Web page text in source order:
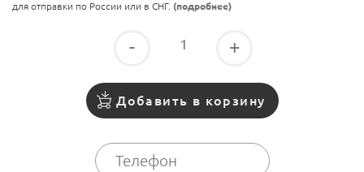
для отправки по России или в СНГ. (подробнее)
- +
Добавить в корзину